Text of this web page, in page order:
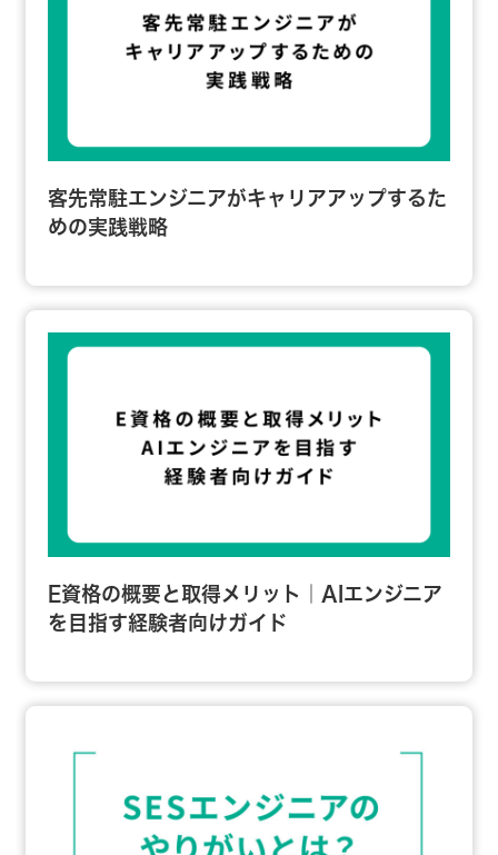
客先常駐エンジニアがキャリアアップするた
めの実践戦略
E資格の概要と取得メリット｜AIエンジニア
を目指す経験者向けガイド